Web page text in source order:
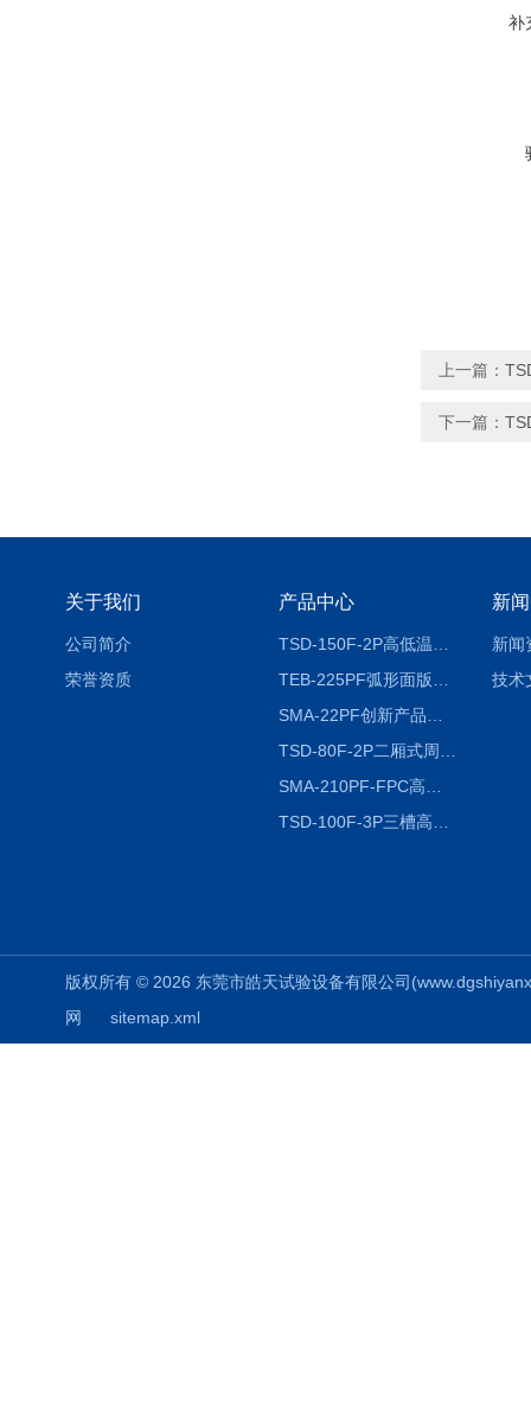
补
上一篇：
下一篇：
关于我们
公司简介
荣誉资质
产品中心 新
新闻
技术
版权所有 © 2026 东莞市皓天试验设备有限公司
网
sitemap.xml